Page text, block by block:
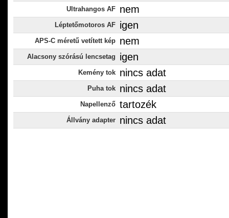
Ultrahangos AF nem
Léptetőmotoros AF igen
APS-C méretű vetített kép nem
Alacsony szórású lencsetag igen
Kemény tok nincs adat
Puha tok nincs adat
Napellenző tartozék
Állvány adapter nincs adat